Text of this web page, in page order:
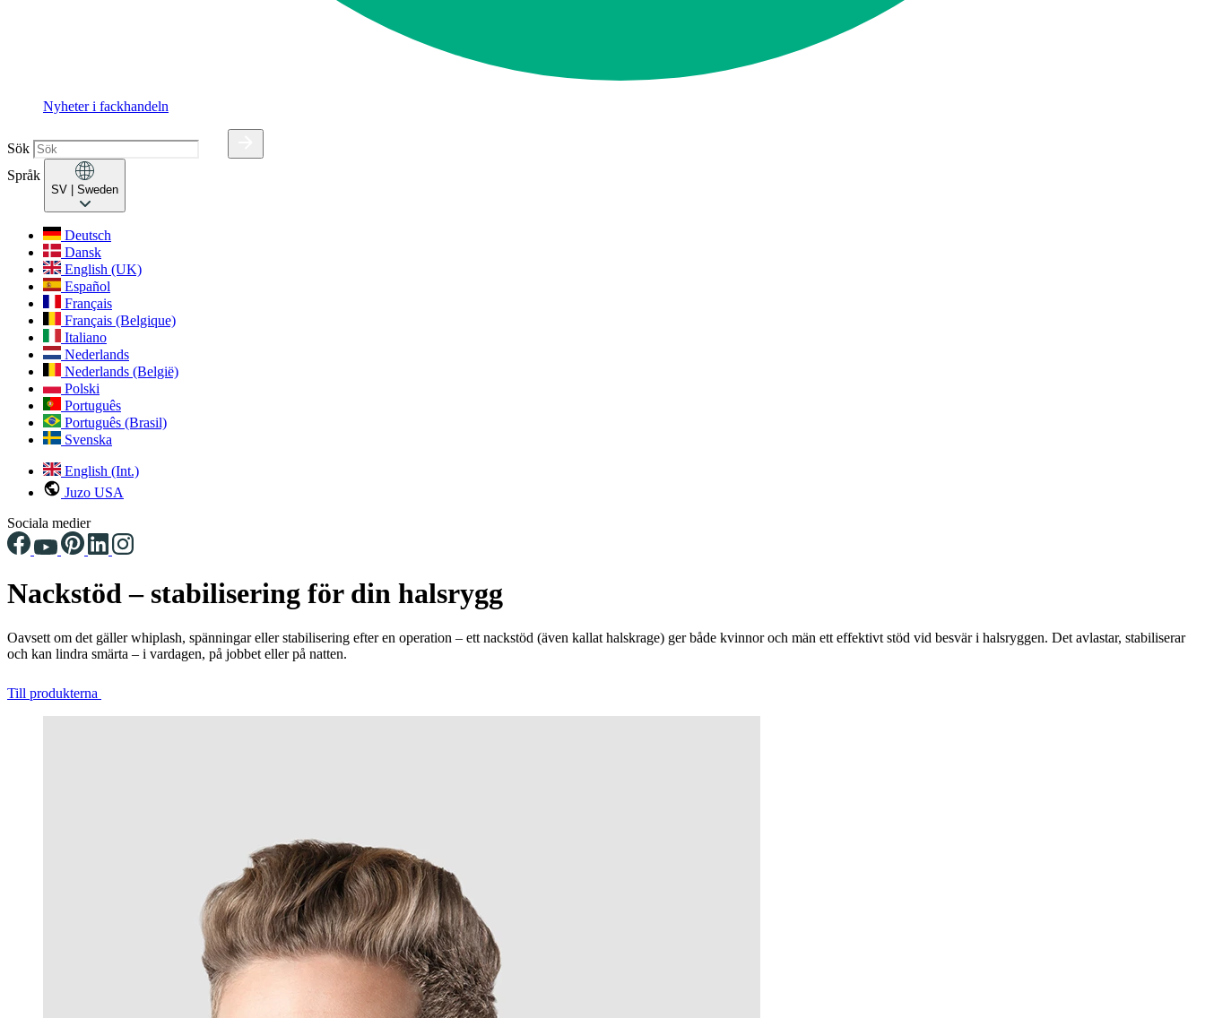
Nyheter i fackhandeln
Sök
Språk
SV | Sweden
Deutsch
Dansk
English (UK)
Español
Français
Français (Belgique)
Italiano
Nederlands
Nederlands (België)
Polski
Português
Português (Brasil)
Svenska
English (Int.)
Juzo USA
Sociala medier
Nackstöd – stabilisering för din halsrygg
Oavsett om det gäller whiplash, spänningar eller stabilisering efter en operation – ett nackstöd (även kallat halskrage) ger både kvinnor och män ett effektivt stöd vid besvär i halsryggen. Det avlastar, stabiliserar
och kan lindra smärta – i vardagen, på jobbet eller på natten.
Till produkterna